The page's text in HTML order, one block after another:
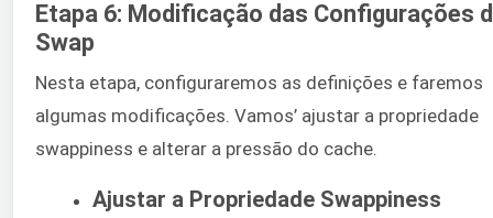
Etapa 6: Modificação das Configurações
Swap
Nesta etapa, configuraremos as definições e faremos
algumas modificações. Vamos’ ajustar a propriedade
swappiness e alterar a pressão do cache.
Ajustar a Propriedade Swappiness